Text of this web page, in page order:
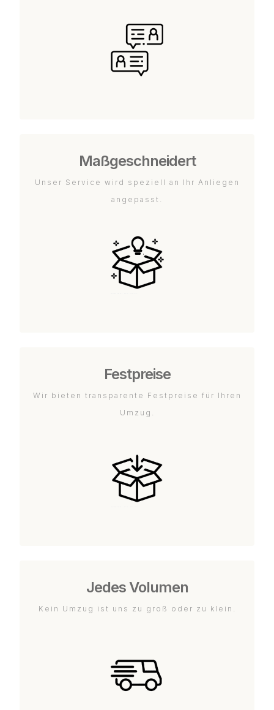
Maßgeschneidert
Unser Service wird speziell an Ihr Anliegen
angepasst.
Festpreise
Wir bieten transparente Festpreise für Ihren
Umzug.
Jedes Volumen
Kein Umzug ist uns zu groß oder zu klein.